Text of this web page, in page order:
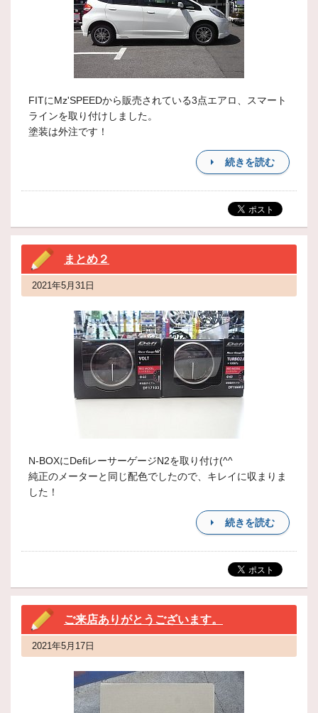
FITにMz'SPEEDから販売されている3点エアロ、スマート
ラインを取り付けしました。
塗装は外注です！
続きを読む
まとめ２
2021年5月31日
N-BOXにDefiレーサーゲージN2を取り付け(^^
純正のメーターと同じ配色でしたので、キレイに収まりま
した！
続きを読む
ご来店ありがとうございます。
2021年5月17日